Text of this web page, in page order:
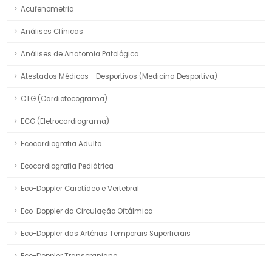
Acufenometria
Análises Clínicas
Análises de Anatomia Patológica
Atestados Médicos - Desportivos (Medicina Desportiva)
CTG (Cardiotocograma)
ECG (Eletrocardiograma)
Ecocardiografia Adulto
Ecocardiografia Pediátrica
Eco-Doppler Carotídeo e Vertebral
Eco-Doppler da Circulação Oftálmica
Eco-Doppler das Artérias Temporais Superficiais